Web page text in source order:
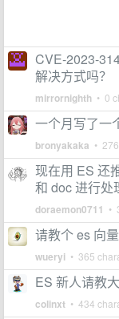
CVE-2023-
解决方式吗？
mirrornighth • 0
一个月写了一
bronyakaka •
现在用 ES 还
和 doc 进行处
doraemon0711 •
请教个 es 向
wueryi • 365
ES 新人请教
colinxt • 434